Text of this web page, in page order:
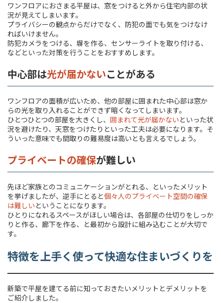
ワンフロアにおさまる平屋は、窓をつけると外から住宅内部の状
況が見えてしまいます。
プライバシーの観点からだけでなく、防犯の面でも気をつけなけ
ればいけません。
防犯カメラをつける、塀を作る、センサーライトを取り付ける、
などといった対策を行うことをおすすめします。
中心部は光が届かないことがある
ワンフロアの面積が広いため、他の部屋に囲まれた中心部は窓か
らの光を取り入れることができず暗くなってしまいます。
ひとつひとつの部屋を大きくし、 囲まれて光が届かないといった状
況を避けたり、天窓をつけたりといった工夫は必要になります。そ
ういった意味でも間取りの難易度は高いとも言えるでしょう。
プライベートの確保が難しい
先ほど家族とのコミュニケーションがとれる、といったメリット
を挙げましたが、逆手にとると個々人のプライベート空間の確保
は難しいということになります。
ひとりになれるスペースがほしい場合は、各部屋の仕切りをしっか
りと作る、廊下を作る、と最初から設計に組み込むことが大切で
す。
特徴を上手く使って快適な住まいづくりを
新築で平屋を建てる前に知っておきたいメリットとデメリットを
ご紹介しました。